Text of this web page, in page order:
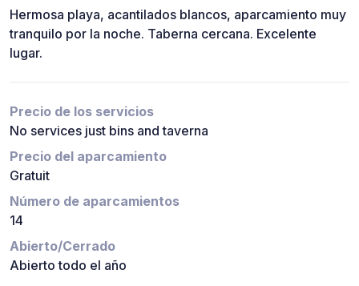
Hermosa playa, acantilados blancos, aparcamiento muy
tranquilo por la noche. Taberna cercana. Excelente
lugar.
Precio de los servicios
No services just bins and taverna
Precio del aparcamiento
Gratuit
Número de aparcamientos
14
Abierto/Cerrado
Abierto todo el año